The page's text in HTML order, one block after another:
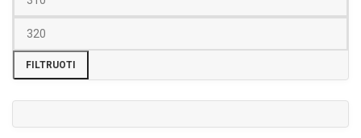
FILTRUOTI